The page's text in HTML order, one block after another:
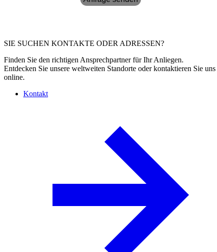
SIE SUCHEN KONTAKTE ODER ADRESSEN?
Finden Sie den richtigen Ansprechpartner für Ihr Anliegen.
Entdecken Sie unsere weltweiten Standorte oder kontaktieren Sie uns
online.
Kontakt